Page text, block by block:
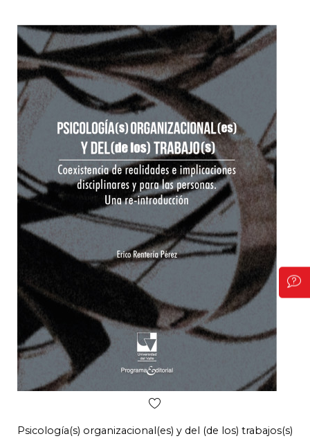
Psicología(s) organizacional(es) y del (de los) trabajos(s)